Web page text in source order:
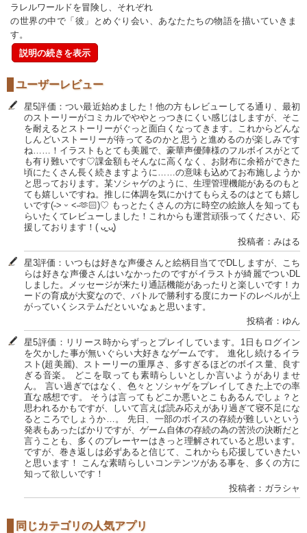
ラレルワールドを冒険し、それぞれ
の世界の中で「彼」とめぐり会い、あなたたちの物語を描いていきま
す。
説明の続きを表示
ユーザーレビュー
星5評価：つい最近始めました！他の方もレビューしてる通り、最初
のストーリーがコミカルでややとっつきにくい感じはしますが、そこ
を耐えるとストーリーがぐっと面白くなってきます。これからどんな
しんどいストーリーが待ってるのかと思うと進めるのが楽しみです
ね……！イラストもとても美麗で、豪華声優陣様のフルボイスがとて
も有り難いです♡課金額もそんなに高くなく、お財布に余裕ができた
頃にたくさん長く続きますように……の意味も込めてお布施しようか
と思っております。某ソシャゲのように、生理管理機能があるのもと
ても嬉しいですね。推しに体調を気にかけてもらえるのはとても嬉し
いです(˵˃ ᵕ ˂˵🫶🏻)♡ もっとたくさんの方に時空の絵旅人を知っても
らいたくてレビューしました！これからも運営頑張ってください、応
援しております！( ᴗ͈ˬᴗ͈)
投稿者：みはる
星3評価：いつもは好きな声優さんと絵柄目当てでDLしますが、こち
らは好きな声優さんはいなかったのですがイラストが綺麗でついDL
しました。メッセージが来たり通話機能があったりと楽しいです！カ
ードの育成が大変なので、バトルで勝利する度にカードのレベルが上
がっていくシステムだといいなぁと思います。
投稿者：ゆん
星5評価：リリース時からずっとプレイしています。1日もログイン
を欠かした事が無いぐらい大好きなゲームです。 進化し続けるイラ
スト(超美麗)、ストーリーの重厚さ、多すぎるほどのボイス量、良す
ぎる音楽。 どこを取っても素晴らしいとしか言いようがありませ
ん。 言い過ぎではなく、色々とソシャゲをプレイしてきた上での率
直な感想です。 そうは言ってもどこか悪いとこもあるんでしょ？と
思われるかもですが、しいて言えば読み応えがあり過ぎて寝不足にな
るところでしょうか…。 先日、一部のボイスの存続が難しいという
発表もあったばかりですが、ゲーム自体の存続の為の苦渋の決断だと
言うことも、多くのプレーヤーはきっと理解されていると思います。
ですが、巻き返しは必ずあると信じて、これからも応援していきたい
と思います！ こんな素晴らしいコンテンツがある事を、多くの方に
知って欲しいです！
投稿者：ガラシャ
同じカテゴリの人気アプリ